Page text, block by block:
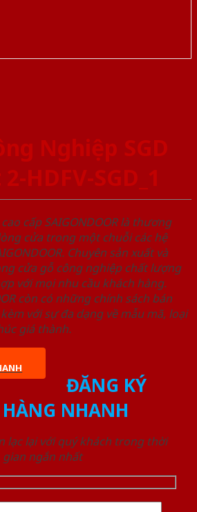
Nghiệp SGD
HDFV-SGD_1
cấp SAIGONDOOR là thương
cửa trong một chuỗi các hệ
Chuyên sản xuất và
cửa gỗ công nghiệp chất lượng
với mọi nhu cầu khách hàng.
còn có những chính sách bán
với sự đa dạng về mẫu mã, loại
giá thành.
ĐĂNG KÝ
NHANH
lạc lại với quý khách trong thời
gian ngắn nhất